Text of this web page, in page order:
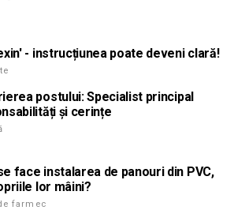
- instrucțiunea poate deveni clară!
postului: Specialist principal
și cerințe
face instalarea de panouri din PVC,
lor mâini?
farmec